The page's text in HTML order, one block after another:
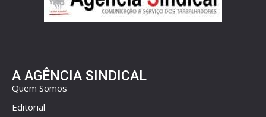
A AGÊNCIA SINDICAL
Quem Somos
Editorial